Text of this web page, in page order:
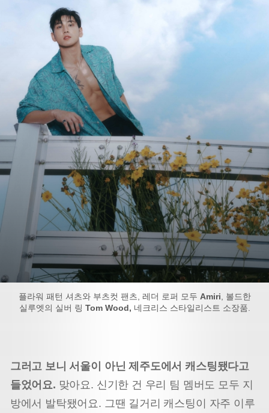
플라워 패턴 셔츠와 부츠컷 팬츠, 레더 로퍼 모두 Amiri , 볼드한
실루엣의 실버 링 Tom Wood, 네크리스 스타일리스트 소장품.
그러고 보니 서울이 아닌 제주도에서 캐스팅됐다고
들었어요. 맞아요. 신기한 건 우리 팀 멤버도 모두 지
방에서 발탁됐어요. 그땐 길거리 캐스팅이 자주 이루